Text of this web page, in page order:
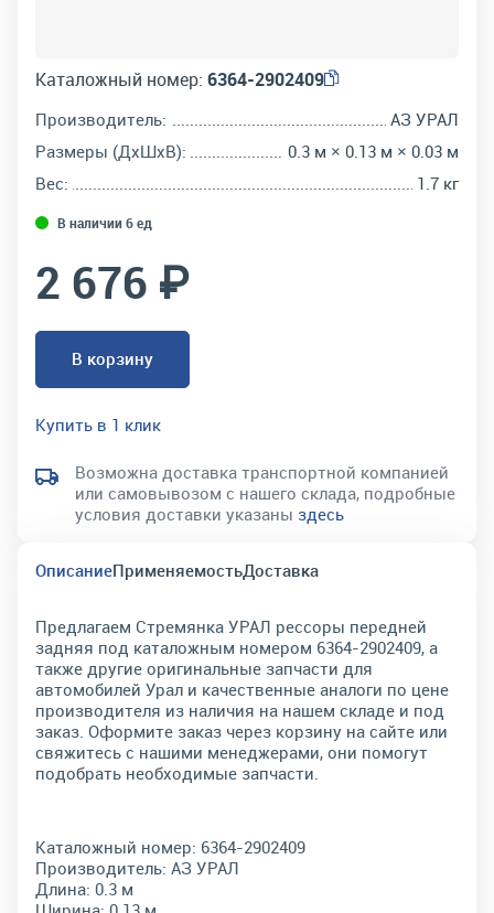
Каталожный номер: 6364-2902409
Производитель:
АЗ УРАЛ
Размеры (ДхШхВ):
0.3 м × 0.13 м × 0.03 м
Вес:
1.7 кг
В наличии 6 ед
2 676 ₽
В корзину
Купить в 1 клик
Возможна доставка транспортной компанией
или самовывозом с нашего склада, подробные
условия доставки указаны здесь
ОписаниеПрименяемостьДоставка
Предлагаем Стремянка УРАЛ рессоры передней
задняя под каталожным номером 6364-2902409, а
также другие оригинальные запчасти для
автомобилей Урал и качественные аналоги по цене
производителя из наличия на нашем складе и под
заказ. Оформите заказ через корзину на сайте или
свяжитесь с нашими менеджерами, они помогут
подобрать необходимые запчасти.
Каталожный номер: 6364-2902409
Производитель: АЗ УРАЛ
Длина: 0.3 м